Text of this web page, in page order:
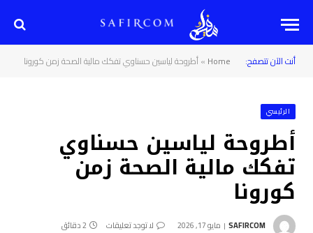
أنت الآن تتصفح: Home
»أطروحة لياسين حسناوي تفكك مالية الصحة زمن كورونا
الرئيسي
أطروحة لياسين حسناوي
تفكك مالية الصحة زمن
كورونا
SAFIRCOM مايو 17, 2026 لا توجد تعليقات 2 دقائق